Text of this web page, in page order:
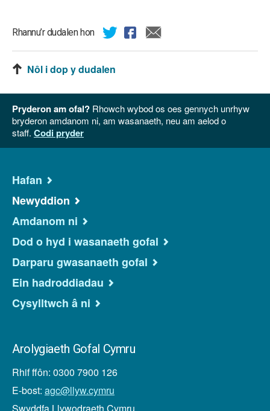
Rhannu’r dudalen hon
Nôl i dop y dudalen
Pryderon am ofal? Rhowch wybod os oes gennych unrhyw
bryderon amdanom ni, am wasanaeth, neu am aelod o
staff. Codi pryder
Hafan
Newyddion
Amdanom ni
Dod o hyd i wasanaeth gofal
Darparu gwasanaeth gofal
Ein hadroddiadau
Cysylltwch â ni
Arolygiaeth Gofal Cymru
Rhif ffôn: 0300 7900 126
E-bost: agc@llyw.cymru